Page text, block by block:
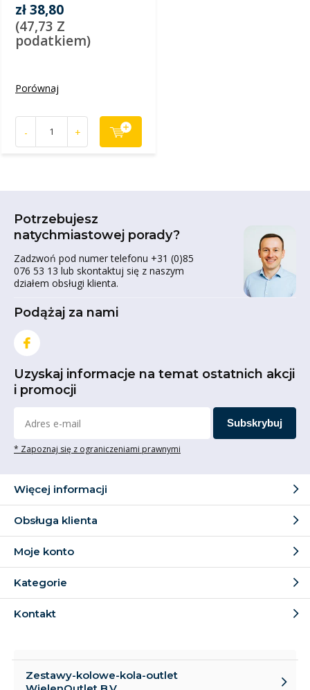
zł 38,80
(47,73 Z
podatkiem)
Porównaj
- +
Potrzebujesz
natychmiastowej porady?
Zadzwoń pod numer telefonu +31 (0)85
076 53 13 lub skontaktuj się z naszym
działem obsługi klienta.
Podążaj za nami
Uzyskaj informacje na temat ostatnich akcji
i promocji
Subskrybuj
* Zapoznaj się z ograniczeniami prawnymi
Więcej informacji
Obsługa klienta
Moje konto
Kategorie
Kontakt
Zestawy-kolowe-kola-outlet